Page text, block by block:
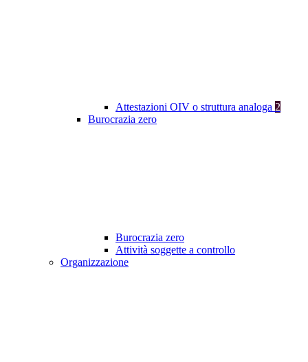
Attestazioni OIV o struttura analoga 2
Burocrazia zero
Burocrazia zero
Attività soggette a controllo
Organizzazione